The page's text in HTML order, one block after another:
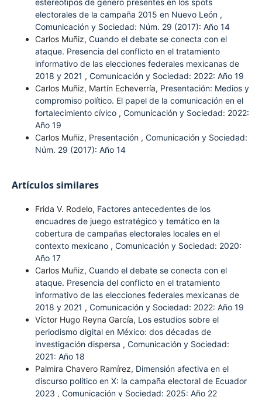
estereotipos de género presentes en los spots
electorales de la campaña 2015 en Nuevo León ,
Comunicación y Sociedad: Núm. 29 (2017): Año 14
Carlos Muñiz, Cuando el debate se conecta con el
ataque. Presencia del conflicto en el tratamiento
informativo de las elecciones federales mexicanas de
2018 y 2021 , Comunicación y Sociedad: 2022: Año 19
Carlos Muñiz, Martín Echeverría, Presentación: Medios y
compromiso político. El papel de la comunicación en el
fortalecimiento cívico , Comunicación y Sociedad: 2022:
Año 19
Carlos Muñiz, Presentación , Comunicación y Sociedad:
Núm. 29 (2017): Año 14
Artículos similares
Frida V. Rodelo, Factores antecedentes de los
encuadres de juego estratégico y temático en la
cobertura de campañas electorales locales en el
contexto mexicano , Comunicación y Sociedad: 2020:
Año 17
Carlos Muñiz, Cuando el debate se conecta con el
ataque. Presencia del conflicto en el tratamiento
informativo de las elecciones federales mexicanas de
2018 y 2021 , Comunicación y Sociedad: 2022: Año 19
Víctor Hugo Reyna García, Los estudios sobre el
periodismo digital en México: dos décadas de
investigación dispersa , Comunicación y Sociedad:
2021: Año 18
Palmira Chavero Ramírez, Dimensión afectiva en el
discurso político en X: la campaña electoral de Ecuador
2023 , Comunicación y Sociedad: 2025: Año 22